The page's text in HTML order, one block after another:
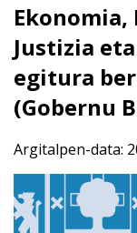
Ekonomia,
Justizia
egitura
(Gobernu
Argitalpen-data: